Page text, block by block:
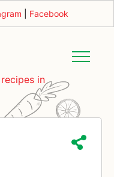
Facebook
in